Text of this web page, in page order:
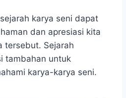
karya seni dapat
dan apresiasi kita
tersebut. Sejarah
tambahan untuk
karya-karya seni.